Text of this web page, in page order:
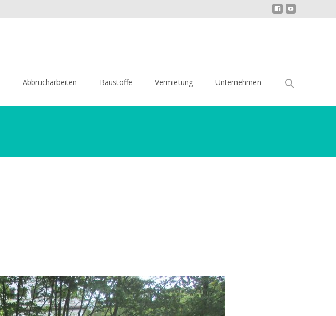
Abbrucharbeiten Baustoffe Vermietung Unternehmen
Search